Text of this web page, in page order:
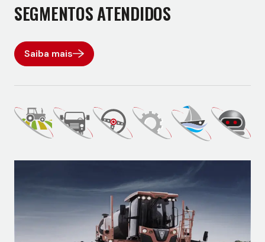
SEGMENTOS ATENDIDOS
Saiba mais